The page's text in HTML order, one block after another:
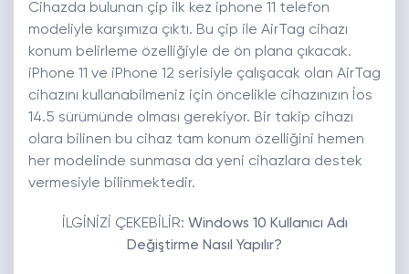
Cihazda bulunan çip ilk kez iphone 11 telefon
modeliyle karşımıza çıktı. Bu çip ile AirTag cihazı
konum belirleme özelliğiyle de ön plana çıkacak.
iPhone 11 ve iPhone 12 serisiyle çalışacak olan AirTag
cihazını kullanabilmeniz için öncelikle cihazınızın İos
14.5 sürümünde olması gerekiyor. Bir takip cihazı
olara bilinen bu cihaz tam konum özelliğini hemen
her modelinde sunmasa da yeni cihazlara destek
vermesiyle bilinmektedir.
İLGİNİZİ ÇEKEBİLİR: Windows 10 Kullanıcı Adı
Değiştirme Nasıl Yapılır?